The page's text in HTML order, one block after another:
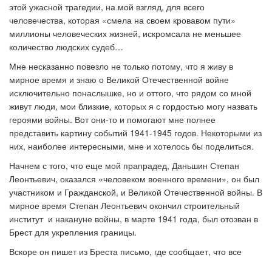
этой ужасной трагедии, на мой взгляд, для всего
человечества, которая «смела на своем кровавом пути»
миллионы человеческих жизней, искромсала не меньшее
количество людских судеб…
Мне несказанно повезло не только потому, что я живу в
мирное время и знаю о Великой Отечественной войне
исключительно понаслышке, но и оттого, что рядом со мной
живут люди, мои близкие, которых я с гордостью могу назвать
героями войны. Вот они-то и помогают мне полнее
представить картину событий 1941-1945 годов. Некоторыми из
них, наиболее интересными, мне и хотелось бы поделиться.
Начнем с того, что еще мой прапрадед, Даньшин Степан
Леонтьевич, оказался «человеком военного времени», он был
участником и Гражданской, и Великой Отечественной войны. В
мирное время Степан Леонтьевич окончил строительный
институт и накануне войны, в марте 1941 года, был отозван в
Брест для укрепления границы.
Вскоре он пишет из Бреста письмо, где сообщает, что все